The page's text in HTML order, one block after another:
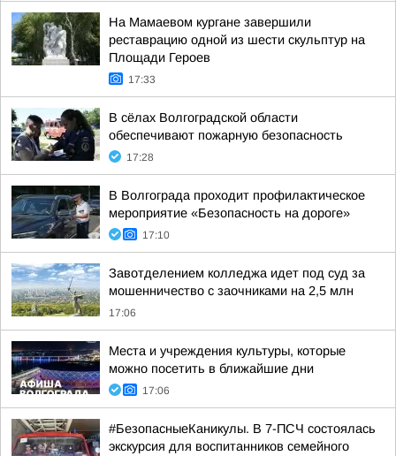
На Мамаевом кургане завершили
реставрацию одной из шести скульптур на
Площади Героев
17:33
В сёлах Волгоградской области
обеспечивают пожарную безопасность
17:28
В Волгограда проходит профилактическое
мероприятие «Безопасность на дороге»
17:10
Завотделением колледжа идет под суд за
мошенничество с заочниками на 2,5 млн
17:06
Места и учреждения культуры, которые
можно посетить в ближайшие дни
17:06
#БезопасныеКаникулы. В 7-ПСЧ состоялась
экскурсия для воспитанников семейного